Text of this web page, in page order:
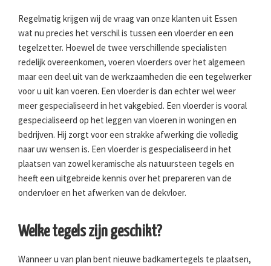
Regelmatig krijgen wij de vraag van onze klanten uit Essen
wat nu precies het verschil is tussen een vloerder en een
tegelzetter. Hoewel de twee verschillende specialisten
redelijk overeenkomen, voeren vloerders over het algemeen
maar een deel uit van de werkzaamheden die een tegelwerker
voor u uit kan voeren. Een vloerder is dan echter wel weer
meer gespecialiseerd in het vakgebied. Een vloerder is vooral
gespecialiseerd op het leggen van vloeren in woningen en
bedrijven. Hij zorgt voor een strakke afwerking die volledig
naar uw wensen is. Een vloerder is gespecialiseerd in het
plaatsen van zowel keramische als natuursteen tegels en
heeft een uitgebreide kennis over het prepareren van de
ondervloer en het afwerken van de dekvloer.
Welke tegels zijn geschikt?
Wanneer u van plan bent nieuwe badkamertegels te plaatsen,